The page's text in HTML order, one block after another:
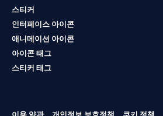
스티커
인터페이스 아이콘
애니메이션 아이콘
아이콘 태그
스티커 태그
이용 약관 개인정보 보호정책 쿠키 정책